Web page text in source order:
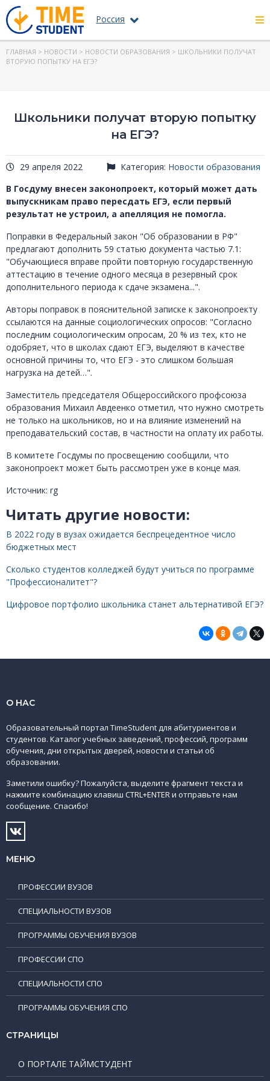
Россия
ГЛАВНАЯ > НОВОСТИ > НОВОСТИ ОБРАЗОВАНИЯ > ШКОЛЬНИКИ ПОЛУЧАТ
ВТОРУЮ ПОПЫТКУ НА ЕГЭ?
Школьники получат вторую попытку
на ЕГЭ?
29 апреля 2022 Категория: Новости образования
В Госдуму внесен законопроект, который может дать
выпускникам право пересдать ЕГЭ, если первый
результат не устроил, а апелляция не помогла.
Поправки в Федеральный закон "Об образовании в РФ"
предлагают дополнить 59 статью документа частью 7.1:
"Обучающиеся вправе пройти повторную государственную
аттестацию в течение одного месяца в резервный срок
дополнительного периода к сдаче экзамена...".
Авторы поправок в пояснительной записке к законопроекту
ссылаются на данные социологических опросов: "Согласно
последним социологическим опросам, 20 % из тех, кто не
одобряет, что в школах сдают ЕГЭ, выделяют в качестве
основной причины то, что ЕГЭ - это слишком большая
нагрузка на детей…".
Заместитель председателя Общероссийского профсоюза
образования Михаил Авдеенко отметил, что нужно смотреть
не только на школьников, но и на влияние изменений на
преподавательский состав, в частности на оплату их работы.
В комитете Госдумы по просвещению сообщили, что
законопроект может быть рассмотрен уже в конце мая.
Источник: rg
Читать другие новости:
В 2022 году в вузах ожидается беспрецедентное число
бюджетных мест
Сколько студентов колледжей будут учиться по программе
"Профессионалитет"?
Цифровое портфолио школьника станет альтернативой ЕГЭ?
О НАС
Образовательный портал TimeStudent для абитуриентов и
студентов. Каталог учебных заведений, профессий, программ
обучения, дни открытых дверей, новости и статьи об
образовании.
Заметили ошибку? Пожалуйста, выделите фрагмент текста и
нажмите комбинацию клавиш CTRL+ENTER и отправьте нам
сообщение. Спасибо!
МЕНЮ
ПРОФЕССИИ ВУЗОВ
СПЕЦИАЛЬНОСТИ ВУЗОВ
ПРОГРАММЫ ОБУЧЕНИЯ ВУЗОВ
ПРОФЕССИИ СПО
СПЕЦИАЛЬНОСТИ СПО
ПРОГРАММЫ ОБУЧЕНИЯ СПО
СТРАНИЦЫ
О ПОРТАЛЕ ТАЙМСТУДЕНТ